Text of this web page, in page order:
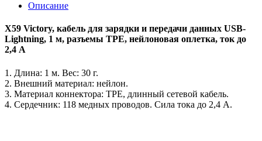
Описание
X59 Victory, кабель для зарядки и передачи данных USB-
Lightning, 1 м, разъемы TPE, нейлоновая оплетка, ток до
2,4 А
1. Длина: 1 м. Вес: 30 г.
2. Внешний материал: нейлон.
3. Материал коннектора: TPE, длинный сетевой кабель.
4. Сердечник: 118 медных проводов. Сила тока до 2,4 А.